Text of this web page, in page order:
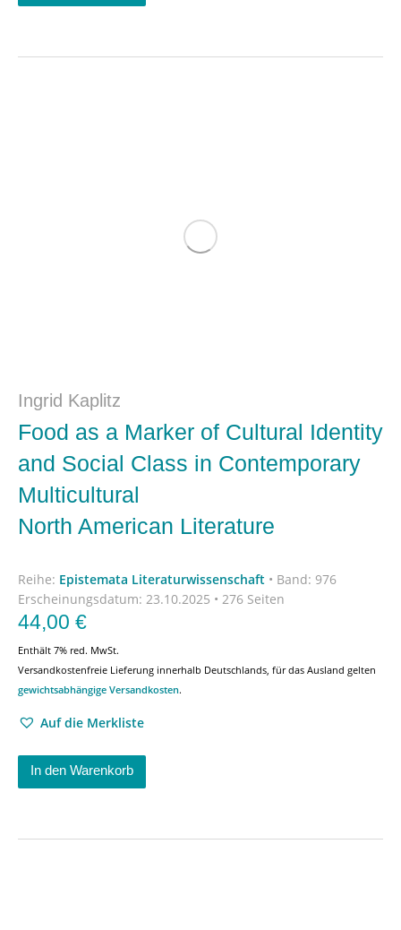
Ingrid Kaplitz
Food as a Marker of Cultural Identity
and Social Class in Contemporary
Multicultural
North American Literature
Reihe: Epistemata Literaturwissenschaft • Band: 976
Erscheinungsdatum: 23.10.2025 • 276 Seiten
44,00 €
Enthält 7% red. MwSt.
Versandkostenfreie Lieferung innerhalb Deutschlands, für das Ausland gelten
gewichtsabhängige Versandkosten.
Auf die Merkliste
In den Warenkorb